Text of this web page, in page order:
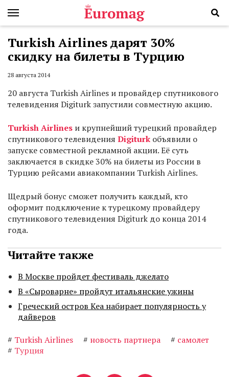
Turkish Airlines дарят 30%
скидку на билеты в Турцию
28 августа 2014
20 августа Turkish Airlines и провайдер спутникового
телевидения Digiturk запустили совместную акцию.
Turkish Airlines и крупнейший турецкий провайдер
спутникового телевидения Digiturk объявили о
запуске совместной рекламной акции. Её суть
заключается в скидке 30% на билеты из России в
Турцию рейсами авиакомпании Turkish Airlines.
Щедрый бонус сможет получить каждый, кто
оформит подключение к турецкому провайдеру
спутникового телевидения Digiturk до конца 2014
года.
Читайте также
В Москве пройдет фестиваль джелато
В «Сыроварне» пройдут итальянские ужины
Греческий остров Кеа набирает популярность у
дайверов
# Turkish Airlines # новость партнера # самолет
# Турция